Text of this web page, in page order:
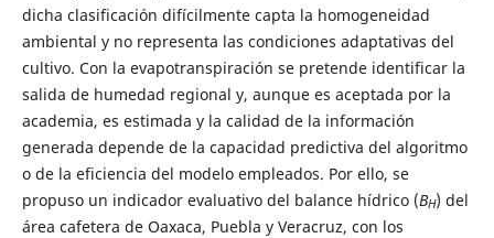
dicha clasificación difícilmente capta la homogeneidad
ambiental y no representa las condiciones adaptativas del
cultivo. Con la evapotranspiración se pretende identificar la
salida de humedad regional y, aunque es aceptada por la
academia, es estimada y la calidad de la información
generada depende de la capacidad predictiva del algoritmo
o de la eficiencia del modelo empleados. Por ello, se
propuso un indicador evaluativo del balance hídrico (BH) del
área cafetera de Oaxaca, Puebla y Veracruz, con los